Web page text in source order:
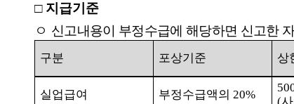
□ 지급기준
ㅇ 신고내용이 부정수급에 해당하면 신고한
구분 포상기준 상
실업급여 부정수급액의 20%